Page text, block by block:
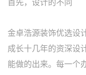
金卓浩源装饰优选设
成长十几年的资深设
能做的出来。每一个